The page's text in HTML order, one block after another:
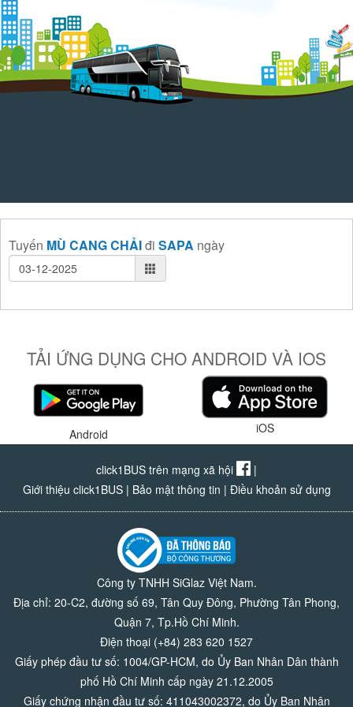
Tuyến MÙ CANG CHẢIđi SAPA ngày
TẢI ỨNG DỤNG CHO ANDROID VÀ IOS
Android iOS
click1BUS trên mạng xã hội
|
Giới thiệu click1BUS| Bảo mật thông tin | Điều khoản sử dụng
Công ty TNHH SiGlaz Việt Nam.
Địa chỉ: 20-C2, đường số 69, Tân Quy Đông, Phường Tân Phong,
Quận 7, Tp.Hồ Chí Minh.
Điện thoại (+84) 283 620 1527
Giấy phép đầu tư số: 1004/GP-HCM, do Ủy Ban Nhân Dân thành
phố Hồ Chí Minh cấp ngày 21.12.2005
Giấy chứng nhận đầu tư số: 411043002372, do Ủy Ban Nhân